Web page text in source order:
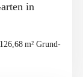
in
m² Grund­